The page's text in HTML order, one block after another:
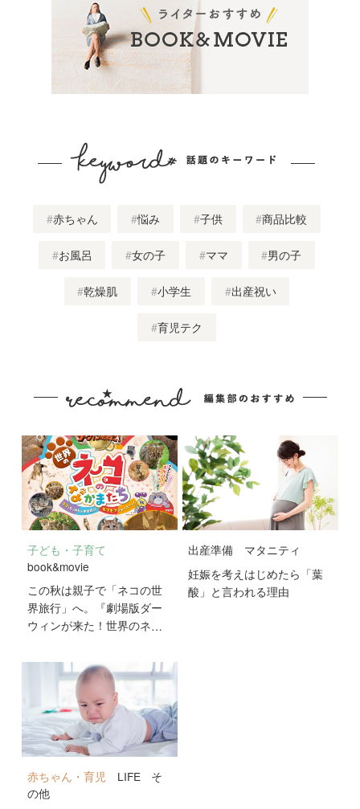
赤ちゃん 悩み 子供 商品比較
お風呂 女の子 ママ 男の子
乾燥肌 小学生 出産祝い
育児テク
子ども・子育て
book&movie
この秋は親子で「ネコの世
界旅行」へ。『劇場版ダー
ウィンが来た！世界のネコ
公開！
出産準備
マタニティ
妊娠を考えはじめたら「葉
酸」と言われる理由
赤ちゃん・育児 LIFE
そ
の他